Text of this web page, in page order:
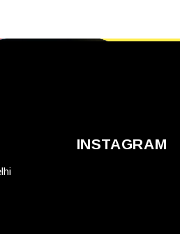
INSTAGRAM